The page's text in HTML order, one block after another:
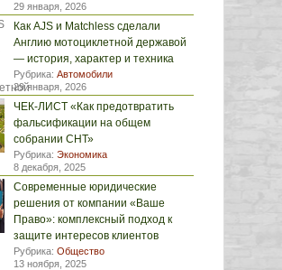
29 января, 2026
Как AJS и Matchless сделали
Англию мотоциклетной державой
— история, характер и техника
Рубрика: Автомобили
29 января, 2026
ЧЕК-ЛИСТ «Как предотвратить
фальсификации на общем
собрании СНТ»
Рубрика: Экономика
8 декабря, 2025
Современные юридические
решения от компании «Ваше
Право»: комплексный подход к
защите интересов клиентов
Рубрика: Общество
13 ноября, 2025